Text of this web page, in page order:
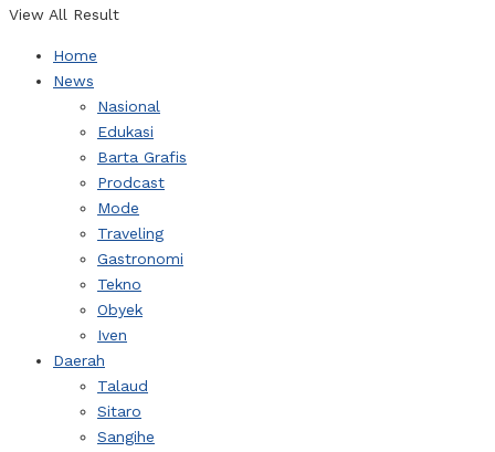
View All Result
Home
News
Nasional
Edukasi
Barta Grafis
Prodcast
Mode
Traveling
Gastronomi
Tekno
Obyek
Iven
Daerah
Talaud
Sitaro
Sangihe